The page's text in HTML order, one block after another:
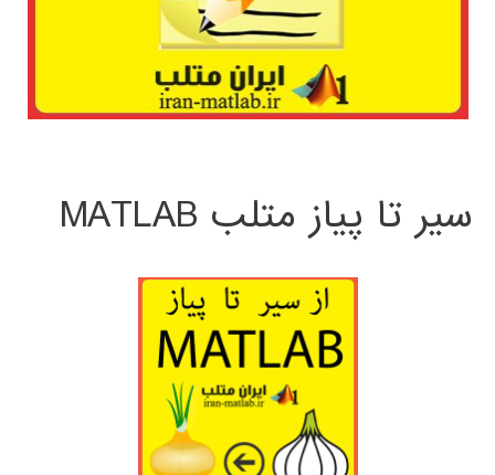
سیر تا پیاز متلب MATLAB